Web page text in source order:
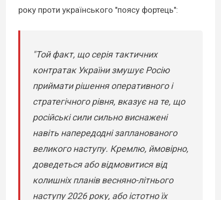
року проти українського "поясу фортець":
"Той факт, що серія тактичних
контратак України змушує Росію
приймати рішення оперативного і
стратегічного рівня, вказує на те, що
російські сили сильно виснажені
навіть напередодні запланованого
великого наступу. Кремлю, ймовірно,
доведеться або відмовитися від
колишніх планів весняно-літнього
наступу 2026 року, або істотно їх